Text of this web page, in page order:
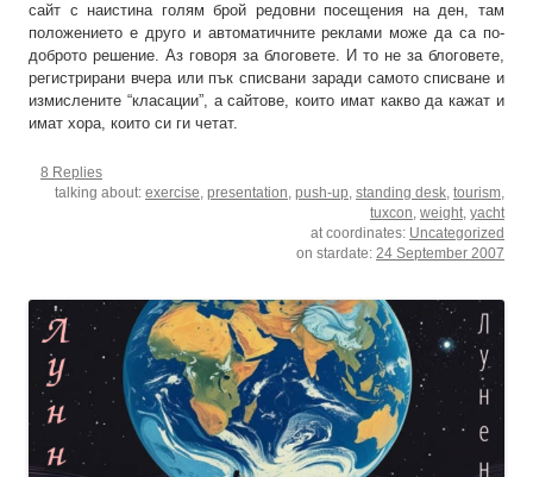
сайт с наистина голям брой редовни посещения на ден, там
положението е друго и автоматичните реклами може да са по-
доброто решение. Аз говоря за блоговете. И то не за блоговете,
регистрирани вчера или пък списвани заради самото списване и
измислените “класации”, а сайтове, които имат какво да кажат и
имат хора, които си ги четат.
8 Replies
talking about: exercise presentation push-up standing desk tourism
tuxcon weight yacht
at coordinates: Uncategorized
on stardate: 24 September 2007